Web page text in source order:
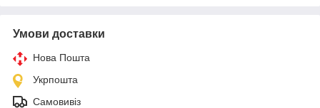
Умови доставки
Нова Пошта
Укрпошта
Самовивіз